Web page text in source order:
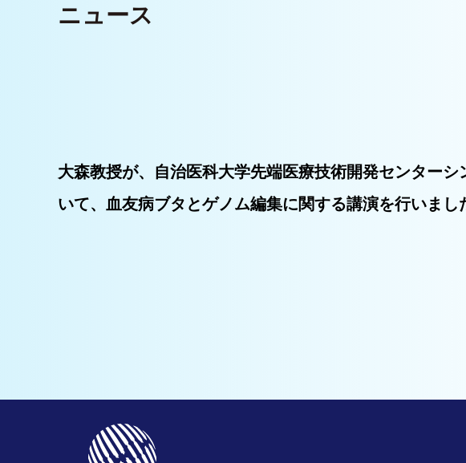
ニュース
大森教授が、自治医科大学先端医療技術開発センター
いて、血友病ブタとゲノム編集に関する講演を行いまし